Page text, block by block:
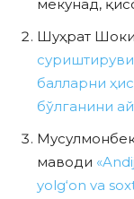
мекунад,
Шуҳрат
балларни
бўлганини
маводи
yolg‘on va